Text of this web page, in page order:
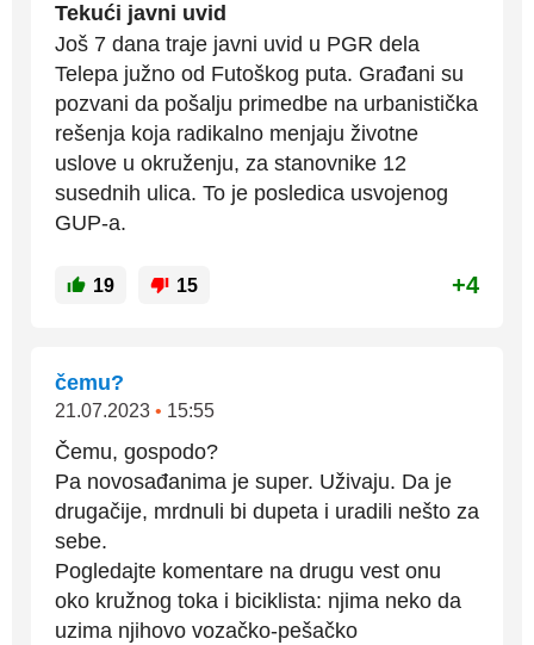
Tekući javni uvid
Još 7 dana traje javni uvid u PGR dela
Telepa južno od Futoškog puta. Građani su
pozvani da pošalju primedbe na urbanistička
rešenja koja radikalno menjaju životne
uslove u okruženju, za stanovnike 12
susednih ulica. To je posledica usvojenog
GUP-a.
19 15 +4
čemu?
21.07.2023 • 15:55
Čemu, gospodo?
Pa novosađanima je super. Uživaju. Da je
drugačije, mrdnuli bi dupeta i uradili nešto za
sebe.
Pogledajte komentare na drugu vest onu
oko kružnog toka i biciklista: njima neko da
uzima njihovo vozačko-pešačko